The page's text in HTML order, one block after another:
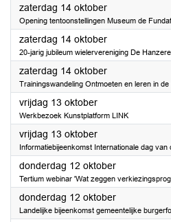
zaterdag 14 oktober2023
Opening tentoonstellingen Museum de
zaterdag 14 oktober2023
20-jarig jubileum wielervereniging De
zaterdag 14 oktober2023
Trainingswandeling Ontmoeten en leren in de
vrijdag 13 oktober2023
Werkbezoek Kunstplatform LINK
vrijdag 13 oktober2023
Informatiebijeenkomst Internationale dag van
donderdag 12 oktober2023
Tertium webinar 'Wat zeggen
donderdag 12 oktober2023
Landelijke bijeenkomst gemeentelijke